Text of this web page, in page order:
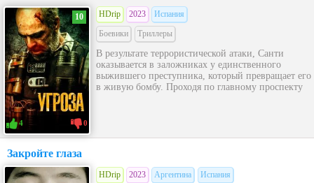
10
4 0
HDrip 2023
Испания
Боевики
Триллеры
В результате террористической атаки, Санти
оказывается в заложниках у единственного
выжившего преступника, который превращает его
в живую бомбу. Проходя по главному проспекту
Закройте глаза
HDrip 2023 Аргентина
Испания